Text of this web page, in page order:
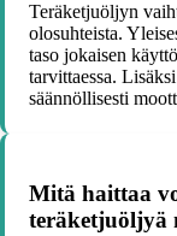
Teräketjuöljyn
olosuhteista.
taso jokaisen
tarvittaessa.
säännöllisesti
Mitä haittaa
teräketjuöljyä